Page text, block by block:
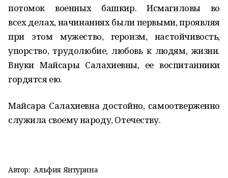
потомок военных башкир. Исмагиловы во
всех делах, начинаниях были первыми, проявляя
при этом мужество, героизм, настойчивость,
упорство, трудолюбие, любовь к людям, жизни.
Внуки Майсары Салахиевны, ее воспитанники
гордятся ею.
Майсара Салахиевна достойно, самоотверженно
служила своему народу, Отечеству.
Автор: Альфия Янтурина